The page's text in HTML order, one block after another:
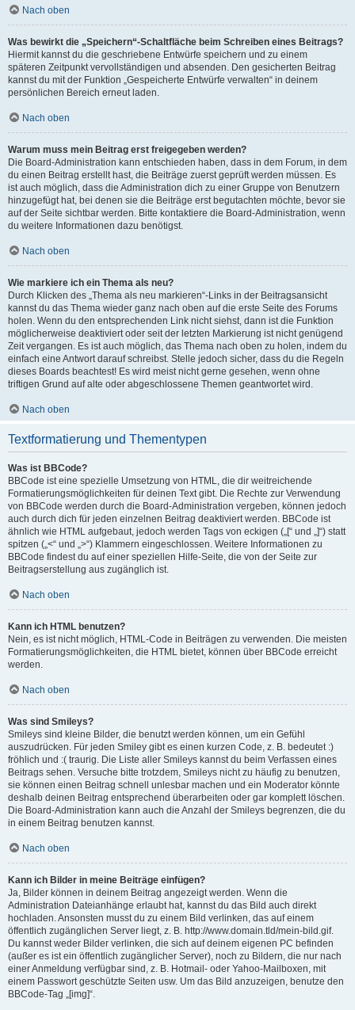
Nach oben
Was bewirkt die „Speichern“-Schaltfläche beim Schreiben eines Beitrags?
Hiermit kannst du die geschriebene Entwürfe speichern und zu einem
späteren Zeitpunkt vervollständigen und absenden. Den gesicherten Beitrag
kannst du mit der Funktion „Gespeicherte Entwürfe verwalten“ in deinem
persönlichen Bereich erneut laden.
Nach oben
Warum muss mein Beitrag erst freigegeben werden?
Die Board-Administration kann entschieden haben, dass in dem Forum, in dem
du einen Beitrag erstellt hast, die Beiträge zuerst geprüft werden müssen. Es
ist auch möglich, dass die Administration dich zu einer Gruppe von Benutzern
hinzugefügt hat, bei denen sie die Beiträge erst begutachten möchte, bevor sie
auf der Seite sichtbar werden. Bitte kontaktiere die Board-Administration, wenn
du weitere Informationen dazu benötigst.
Nach oben
Wie markiere ich ein Thema als neu?
Durch Klicken des „Thema als neu markieren“-Links in der Beitragsansicht
kannst du das Thema wieder ganz nach oben auf die erste Seite des Forums
holen. Wenn du den entsprechenden Link nicht siehst, dann ist die Funktion
möglicherweise deaktiviert oder seit der letzten Markierung ist nicht genügend
Zeit vergangen. Es ist auch möglich, das Thema nach oben zu holen, indem du
einfach eine Antwort darauf schreibst. Stelle jedoch sicher, dass du die Regeln
dieses Boards beachtest! Es wird meist nicht gerne gesehen, wenn ohne
triftigen Grund auf alte oder abgeschlossene Themen geantwortet wird.
Nach oben
Textformatierung und Thementypen
Was ist BBCode?
BBCode ist eine spezielle Umsetzung von HTML, die dir weitreichende
Formatierungsmöglichkeiten für deinen Text gibt. Die Rechte zur Verwendung
von BBCode werden durch die Board-Administration vergeben, können jedoch
auch durch dich für jeden einzelnen Beitrag deaktiviert werden. BBCode ist
ähnlich wie HTML aufgebaut, jedoch werden Tags von eckigen („[“ und „]“) statt
spitzen („<“ und „>“) Klammern eingeschlossen. Weitere Informationen zu
BBCode findest du auf einer speziellen Hilfe-Seite, die von der Seite zur
Beitragserstellung aus zugänglich ist.
Nach oben
Kann ich HTML benutzen?
Nein, es ist nicht möglich, HTML-Code in Beiträgen zu verwenden. Die meisten
Formatierungsmöglichkeiten, die HTML bietet, können über BBCode erreicht
werden.
Nach oben
Was sind Smileys?
Smileys sind kleine Bilder, die benutzt werden können, um ein Gefühl
auszudrücken. Für jeden Smiley gibt es einen kurzen Code, z. B. bedeutet :)
fröhlich und :( traurig. Die Liste aller Smileys kannst du beim Verfassen eines
Beitrags sehen. Versuche bitte trotzdem, Smileys nicht zu häufig zu benutzen,
sie können einen Beitrag schnell unlesbar machen und ein Moderator könnte
deshalb deinen Beitrag entsprechend überarbeiten oder gar komplett löschen.
Die Board-Administration kann auch die Anzahl der Smileys begrenzen, die du
in einem Beitrag benutzen kannst.
Nach oben
Kann ich Bilder in meine Beiträge einfügen?
Ja, Bilder können in deinem Beitrag angezeigt werden. Wenn die
Administration Dateianhänge erlaubt hat, kannst du das Bild auch direkt
hochladen. Ansonsten musst du zu einem Bild verlinken, das auf einem
öffentlich zugänglichen Server liegt, z. B. http://www.domain.tld/mein-bild.gif.
Du kannst weder Bilder verlinken, die sich auf deinem eigenen PC befinden
(außer es ist ein öffentlich zugänglicher Server), noch zu Bildern, die nur nach
einer Anmeldung verfügbar sind, z. B. Hotmail- oder Yahoo-Mailboxen, mit
einem Passwort geschützte Seiten usw. Um das Bild anzuzeigen, benutze den
BBCode-Tag „[img]“.